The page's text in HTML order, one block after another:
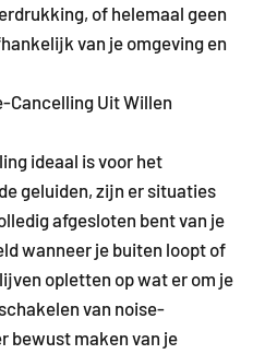
of helemaal geen
van je omgeving en
Cancelling Uit Willen
ideaal is voor het
geluiden, zijn er situaties
afgesloten bent van je
wanneer je buiten loopt of
opletten op wat er om je
van noise-
bewust maken van je